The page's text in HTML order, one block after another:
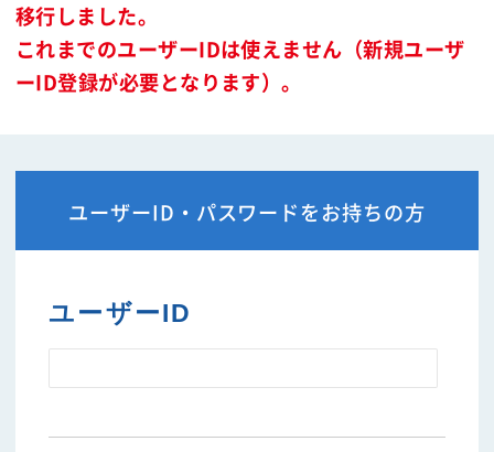
移行しました。
これまでのユーザーIDは使えません（新規ユーザ
ーID登録が必要となります）。
ユーザーID・パスワードをお持ちの方
ユーザーID